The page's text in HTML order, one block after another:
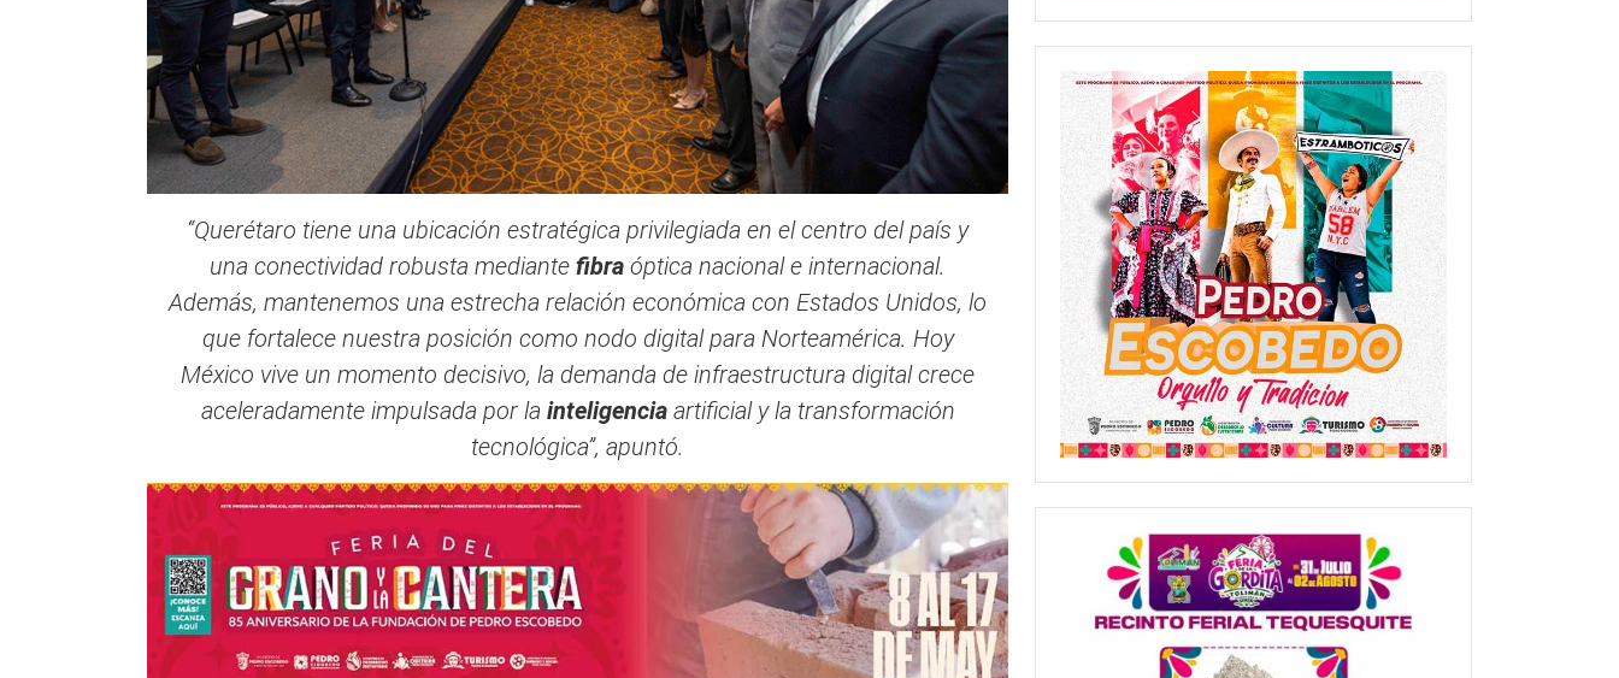
“Querétaro tiene una ubicación estratégica privilegiada en el centro del país y
una conectividad robusta mediante fibra óptica nacional e internacional.
Además, mantenemos una estrecha relación económica con Estados Unidos, lo
que fortalece nuestra posición como nodo digital para Norteamérica. Hoy
México vive un momento decisivo, la demanda de infraestructura digital crece
aceleradamente impulsada por la inteligenciaartificial y la transformación
tecnológica”, apuntó.